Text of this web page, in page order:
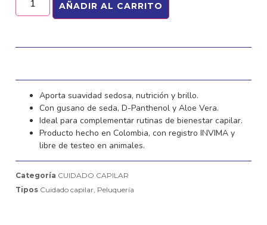
AÑADIR AL CARRITO
Aporta suavidad sedosa, nutrición y brillo.
Con gusano de seda, D-Panthenol y Aloe Vera.
Ideal para complementar rutinas de bienestar capilar.
Producto hecho en Colombia, con registro INVIMA y
libre de testeo en animales.
Categoría CUIDADO CAPILAR
Tipos Cuidado capilar, Peluquería